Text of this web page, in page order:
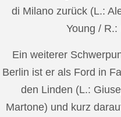
di Milano zurück (L.:
Young /
Ein weiterer
Berlin ist er als Ford in
den Linden (L.:
Martone) und kurz